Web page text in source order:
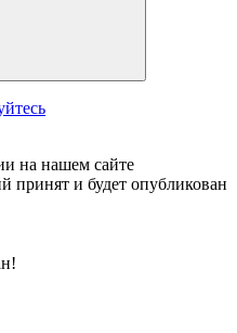
на нашем сайте
принят и будет опубликован